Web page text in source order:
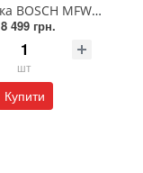
М'ясорубка BOSCH MFWS820M
8 499 грн.
шт
Купити